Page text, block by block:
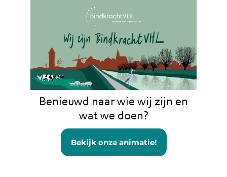
vrijwillige chauffeurs. Vaak gaat het om ritjes naar een
winkelcentrum of (tand)arts, fysio, familie en het
zwembad. Dagelijks verzorgen we ook speciale ritten
naar de dagbesteding van vroeg dementerenden en
jonger met een beperking. De ritten worden ingepland
door 5 (vrijwillige) planners
Wat vragen we
Rijbewijs B is vereist en bij de start is een rijtest
verplicht. Daarnaast kennis van het stratenplan van
Vianen en natuurlijk het veilig en met
verantwoordelijkheidsgevoel prettig vervoeren van
oudere, kwetsbare inwoners. Bij de taken hoort het
Benieuwd naar wie wij zijn en
wat we doen?
Bekijk onze animatie!